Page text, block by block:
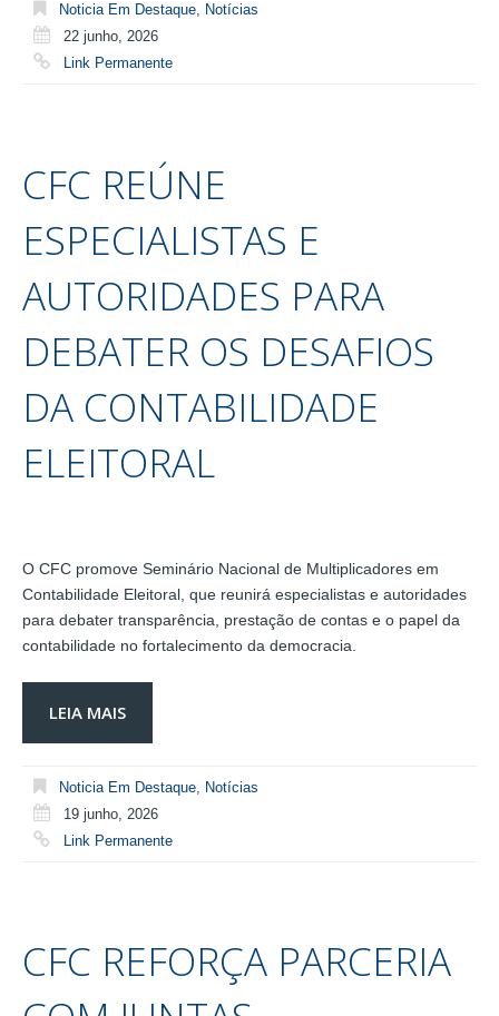
Noticia Em Destaque, Notícias
22 junho, 2026
Link Permanente
CFC REÚNE
ESPECIALISTAS E
AUTORIDADES PARA
DEBATER OS DESAFIOS
DA CONTABILIDADE
ELEITORAL
O CFC promove Seminário Nacional de Multiplicadores em
Contabilidade Eleitoral, que reunirá especialistas e autoridades
para debater transparência, prestação de contas e o papel da
contabilidade no fortalecimento da democracia.
LEIA MAIS
Noticia Em Destaque Notícias
19 junho, 2026
Link Permanente
CFC REFORÇA PARCERIA